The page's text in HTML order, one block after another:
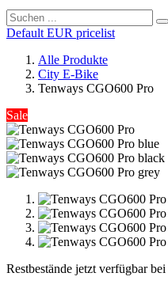
Default EUR pricelist
Alle Produkte
City E-Bike
Tenways CGO600 Pro
Sale
Restbestände jetzt verfügbar